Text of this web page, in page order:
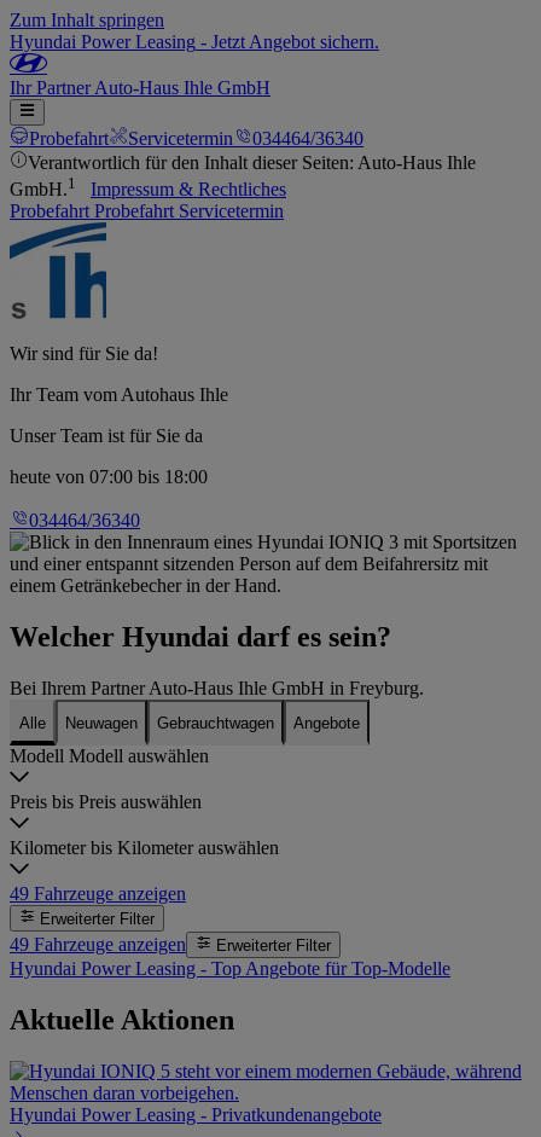
Zum Inhalt springen
Hyundai Power Leasing - Jetzt Angebot sichern.
IhrPartnerAuto-Haus Ihle GmbH
Probefahrt Servicetermin
034464/36340
Verantwortlich für den Inhalt dieser Seiten: Auto-Haus Ihle
GmbH.1
Impressum & Rechtliches
Probefahrt Probefahrt Servicetermin
Wir sind für Sie da!
Ihr Team vom Autohaus Ihle
Unser Team ist für Sie da
heute von 07:00 bis 18:00
034464/36340
Welcher Hyundai darf es sein?
Bei Ihrem Partner Auto-Haus Ihle GmbH in Freyburg.
Alle Neuwagen Gebrauchtwagen Angebote
Modell Modell auswählen
Preis bis Preis auswählen
Kilometer bis Kilometer auswählen
49 Fahrzeuge anzeigen
Erweiterter Filter
49 Fahrzeuge anzeigen Erweiterter Filter
Hyundai Power Leasing - Top Angebote für Top-Modelle
Aktuelle Aktionen
Hyundai Power Leasing - Privatkundenangebote